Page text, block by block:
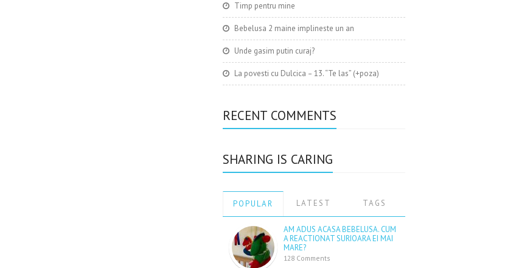
Timp pentru mine
Bebelusa 2 maine implineste un an
Unde gasim putin curaj?
La povesti cu Dulcica – 13. “Te las” (+poza)
RECENT COMMENTS
SHARING IS CARING
POPULAR LATEST TAGS
AM ADUS ACASA BEBELUSA. CUM
A REACTIONAT SURIOARA EI MAI
MARE?
128 Comments